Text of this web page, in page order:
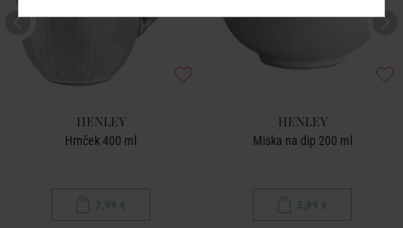
HENLEY
Hrnček 400 ml
7,99 €
HENLEY
Miska na dip 200 ml
5,99 €